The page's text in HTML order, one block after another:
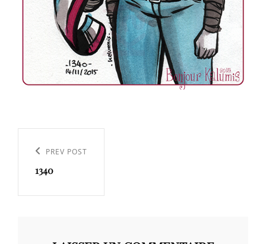
l’article
Previous
Post
PREV POST
1340